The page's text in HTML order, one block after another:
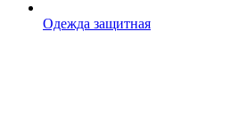
Одежда защитная